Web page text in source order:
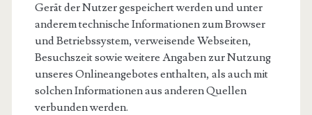
Gerät der Nutzer gespeichert werden und unter
anderem technische Informationen zum Browser
und Betriebssystem, verweisende Webseiten,
Besuchszeit sowie weitere Angaben zur Nutzung
unseres Onlineangebotes enthalten, als auch mit
solchen Informationen aus anderen Quellen
verbunden werden.